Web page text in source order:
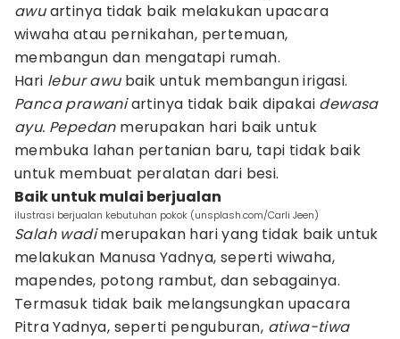
awuartinya tidak baik melakukan upacara
wiwaha atau pernikahan, pertemuan,
membangun dan mengatapi rumah.
Hari lebur awu baik untuk membangun irigasi.
Panca prawaniartinya tidak baik dipakai dewasa
ayu. Pepedanmerupakan hari baik untuk
membuka lahan pertanian baru, tapi tidak baik
untuk membuat peralatan dari besi.
Baik untuk mulai berjualan
ilustrasi berjualan kebutuhan pokok (unsplash.com/Carli Jeen)
Salah wadimerupakan hari yang tidak baik untuk
melakukan Manusa Yadnya, seperti wiwaha,
mapendes, potong rambut, dan sebagainya.
Termasuk tidak baik melangsungkan upacara
Pitra Yadnya, seperti penguburan, atiwa-tiwa